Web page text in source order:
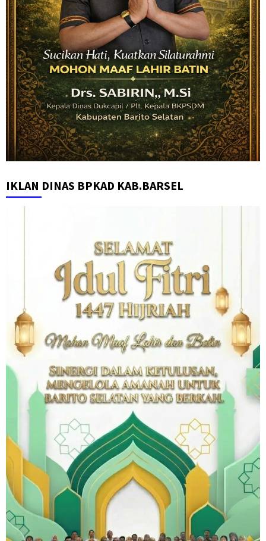
IKLAN DINAS BPKAD KAB.BARSEL